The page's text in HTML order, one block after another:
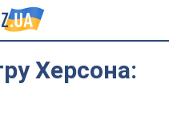
Херсона: